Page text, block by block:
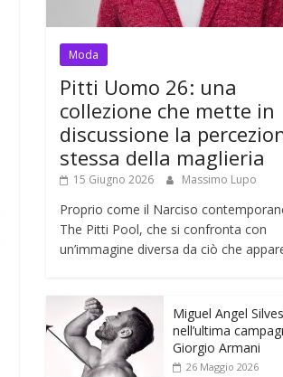
Moda
Pitti Uomo 26: una
collezione che mette in
discussione la
stessa della maglieria
15 Giugno 2026 Massimo Lupo
Proprio come il Narciso
The Pitti Pool, che si confronta con
un’immagine diversa da ciò che
Miguel Angel
nell’ultima
Giorgio Armani
26 Maggio 2026